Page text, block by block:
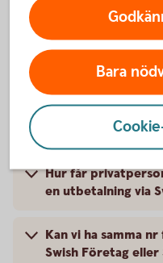
Var kan vi ansöka
Måste vi ha Swish
Vad är ett Swish-
Hur får
en utbetalning via
Kan vi ha samma
Swish Företag eller
Bara